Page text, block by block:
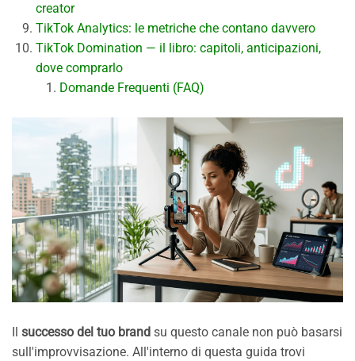
creator
TikTok Analytics: le metriche che contano davvero
TikTok Domination — il libro: capitoli, anticipazioni,
dove comprarlo
Domande Frequenti (FAQ)
successo del tuo brand su questo canale non può basarsi
sull'improvvisazione. All'interno di questa guida trovi